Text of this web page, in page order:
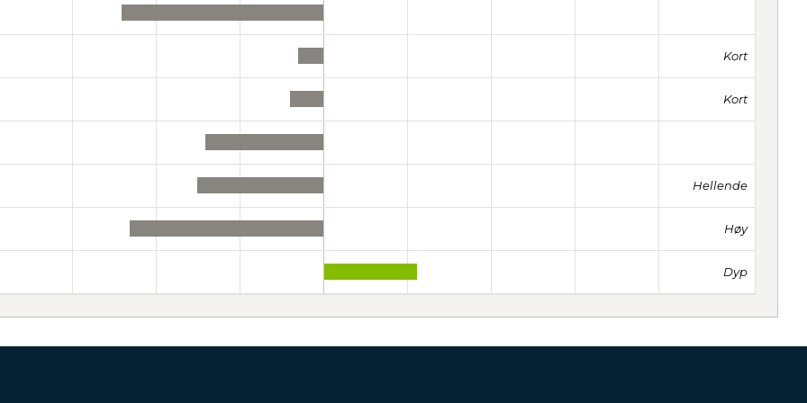
Kort
Kort
Hellende
Høy
Dyp